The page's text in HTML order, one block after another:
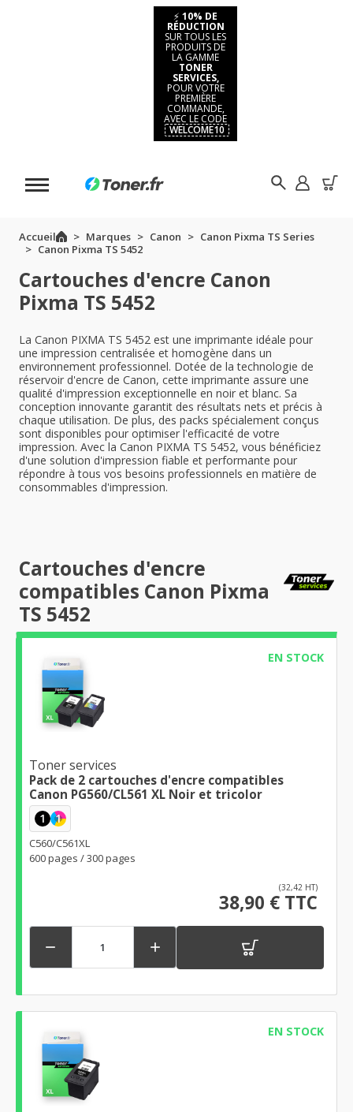
⚡ 10% DE
RÉDUCTION
SUR TOUS LES
PRODUITS DE
LA GAMME
TONER
SERVICES,
POUR VOTRE
PREMIÈRE
COMMANDE,
AVEC LE CODE
WELCOME10
Accueil Marques Canon
Canon Pixma TS Series
Canon Pixma TS 5452
Cartouches d'encre Canon
Pixma TS 5452
La Canon PIXMA TS 5452 est une imprimante idéale pour
une impression centralisée et homogène dans un
environnement professionnel. Dotée de la technologie de
réservoir d'encre de Canon, cette imprimante assure une
qualité d'impression exceptionnelle en noir et blanc. Sa
conception innovante garantit des résultats nets et précis à
chaque utilisation. De plus, des packs spécialement conçus
sont disponibles pour optimiser l'efficacité de votre
impression. Avec la Canon PIXMA TS 5452, vous bénéficiez
d'une solution d'impression fiable et performante pour
répondre à tous vos besoins professionnels en matière de
consommables d'impression.
Cartouches d'encre
compatibles Canon Pixma
TS 5452
EN STOCK
Toner services
Pack de 2 cartouches d'encre compatibles
Canon PG560/CL561 XL Noir et tricolor
1 1
C560/C561XL
600 pages / 300 pages
(32,42 HT)
38,90 € TTC
 
EN STOCK